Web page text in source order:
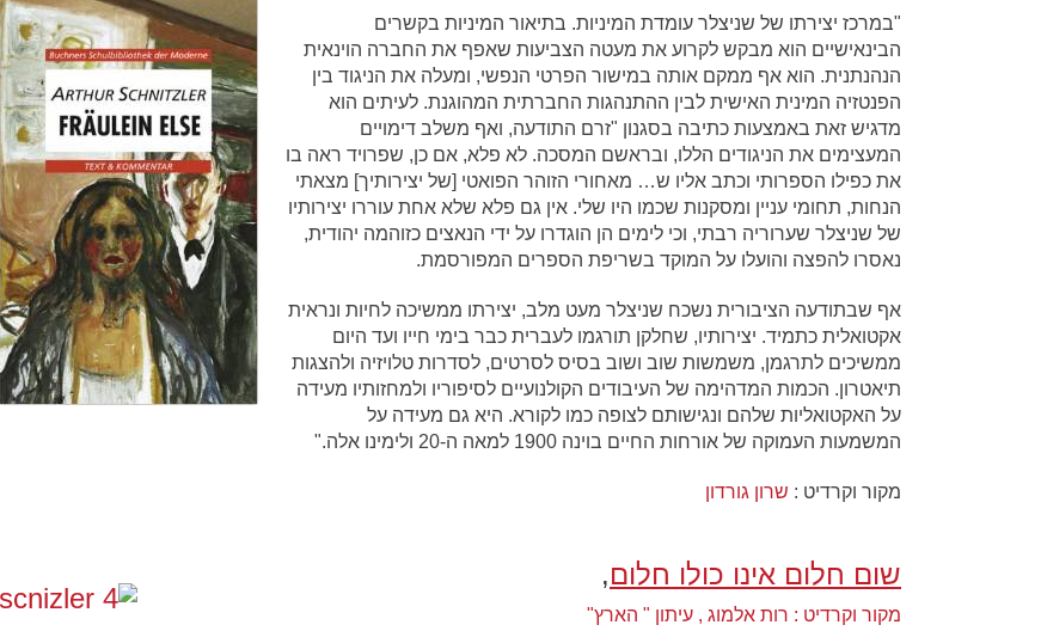
"במרכז יצירתו של שניצלר עומדת המיניות. בתיאור המיניות בקשרים
הבינאישיים הוא מבקש לקרוע את מעטה הצביעות שאפף את החברה הוינאית
הנהנתנית. הוא אף ממקם אותה במישור הפרטי הנפשי, ומעלה את הניגוד בין
הפנטזיה המינית האישית לבין ההתנהגות החברתית המהוגנת. לעיתים הוא
מדגיש זאת באמצעות כתיבה בסגנון "זרם התודעה, ואף משלב דימויים
המעצימים את הניגודים הללו, ובראשם המסכה. לא פלא, אם כן, שפרויד ראה בו
את כפילו הספרותי וכתב אליו ש… מאחורי הזוהר הפואטי [של יצירותיך] מצאתי
הנחות, תחומי עניין ומסקנות שכמו היו שלי. אין גם פלא שלא אחת עוררו יצירותיו
של שניצלר שערוריה רבתי, וכי לימים הן הוגדרו על ידי הנאצים כזוהמה יהודית,
נאסרו להפצה והועלו על המוקד בשריפת הספרים המפורסמת.
אף שבתודעה הציבורית נשכח שניצלר מעט מלב, יצירתו ממשיכה לחיות ונראית
אקטואלית כתמיד. יצירותיו, שחלקן תורגמו לעברית כבר בימי חייו ועד היום
ממשיכים לתרגמן, משמשות שוב ושוב בסיס לסרטים, לסדרות טלויזיה ולהצגות
תיאטרון. הכמות המדהימה של העיבודים הקולנועיים לסיפוריו ולמחזותיו מעידה
על האקטואליות שלהם ונגישותם לצופה כמו לקורא. היא גם מעידה על
המשמעות העמוקה של אורחות החיים בוינה 1900 למאה ה-20 ולימינו אלה."
מקור וקרדיט : שרון גורדון
שום חלום אינו כולו חלום,
מקור וקרדיט : רות אלמוג , עיתון " הארץ"